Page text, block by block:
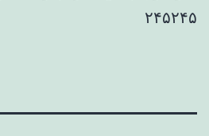
۲۴۵۲۴۵